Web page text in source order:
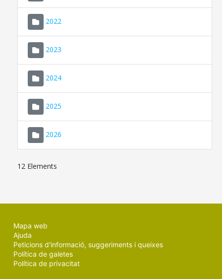
2022
2023
2024
2025
2026
12 Elements
Mapa web
Ajuda
Peticions d'informació, suggeriments i queixes
Política de galetes
Política de privacitat